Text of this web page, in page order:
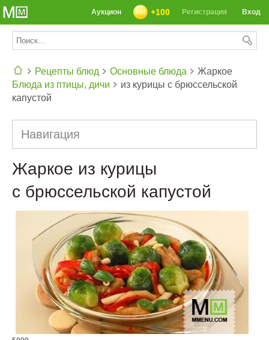
Вход
Регистрация
+100
Аукцион
Рецепты блюд
Основные блюда
Блюда из птицы, дичи
Жаркое
из курицы с брюссельской
капустой
Навигация
Жаркое из курицы
с брюссельской капустой